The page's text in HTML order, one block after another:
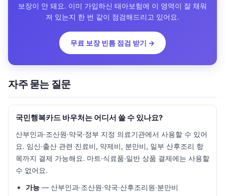
보장이 안 돼요. 이미 가입하신 태아보험에 이 영역이 잘 채워
져 있는지 한 번 같이 점검해드리고 있어요.
무료 보장 빈틈 점검 받기 →
자주 묻는 질문
국민행복카드 바우처는 어디서 쓸 수 있나요?
산부인과·조산원·약국·정부 지정 의료기관에서 사용할 수 있어
요. 임신·출산 관련 진료비, 약제비, 분만비, 일부 산후조리 항
목까지 결제 가능해요. 마트·식료품·일반 상품 결제에는 사용할
수 없어요.
가능 — 산부인과·조산원·약국·산후조리원·분만비